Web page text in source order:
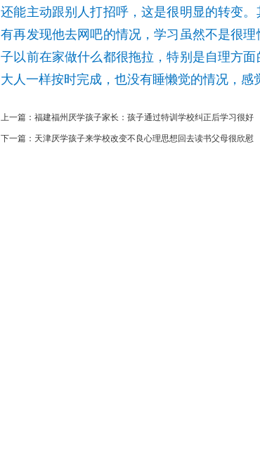
还能主动跟别人打招呼，这是很明显的转变
有再发现他去网吧的情况，学习虽然不是很
子以前在家做什么都很拖拉，特别是自理方
大人一样按时完成，也没有睡懒觉的情况，感
上一篇：福建福州厌学孩子家长：孩子通过特训学校纠正后学习很好
下一篇： 天津厌学孩子来学校改变不良心理思想回去读书父母很欣慰